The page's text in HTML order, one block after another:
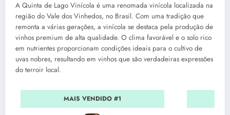
A Quinta de Lago Vinícola é uma renomada vinícola localizada na
região do Vale dos Vinhedos, no Brasil. Com uma tradição que
remonta a várias gerações, a vinícola se destaca pela produção de
vinhos premium de alta qualidade. O clima favorável e o solo rico
em nutrientes proporcionam condições ideais para o cultivo de
uvas nobres, resultando em vinhos que são verdadeiras expressões
do terroir local.
MAIS VENDIDO #1